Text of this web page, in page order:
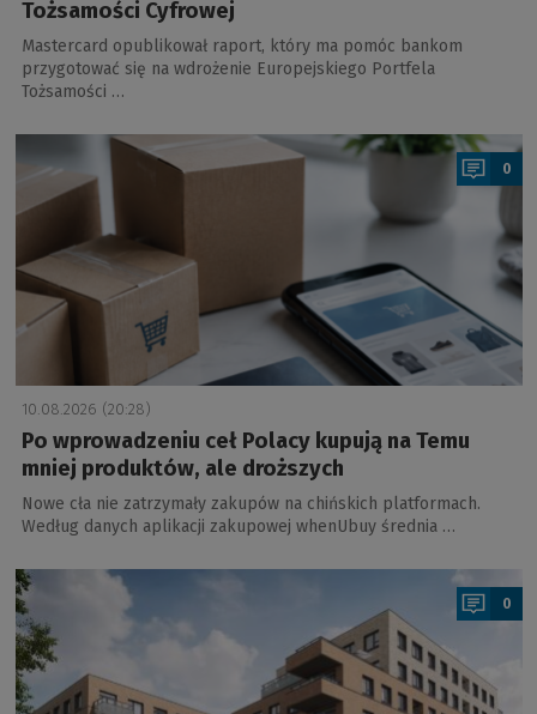
Tożsamości Cyfrowej
Mastercard opublikował raport, który ma pomóc bankom
przygotować się na wdrożenie Europejskiego Portfela
Tożsamości …
a
0
10.08.2026 (20:28)
Po wprowadzeniu ceł Polacy kupują na Temu
mniej produktów, ale droższych
Nowe cła nie zatrzymały zakupów na chińskich platformach.
Według danych aplikacji zakupowej whenUbuy średnia …
a
0